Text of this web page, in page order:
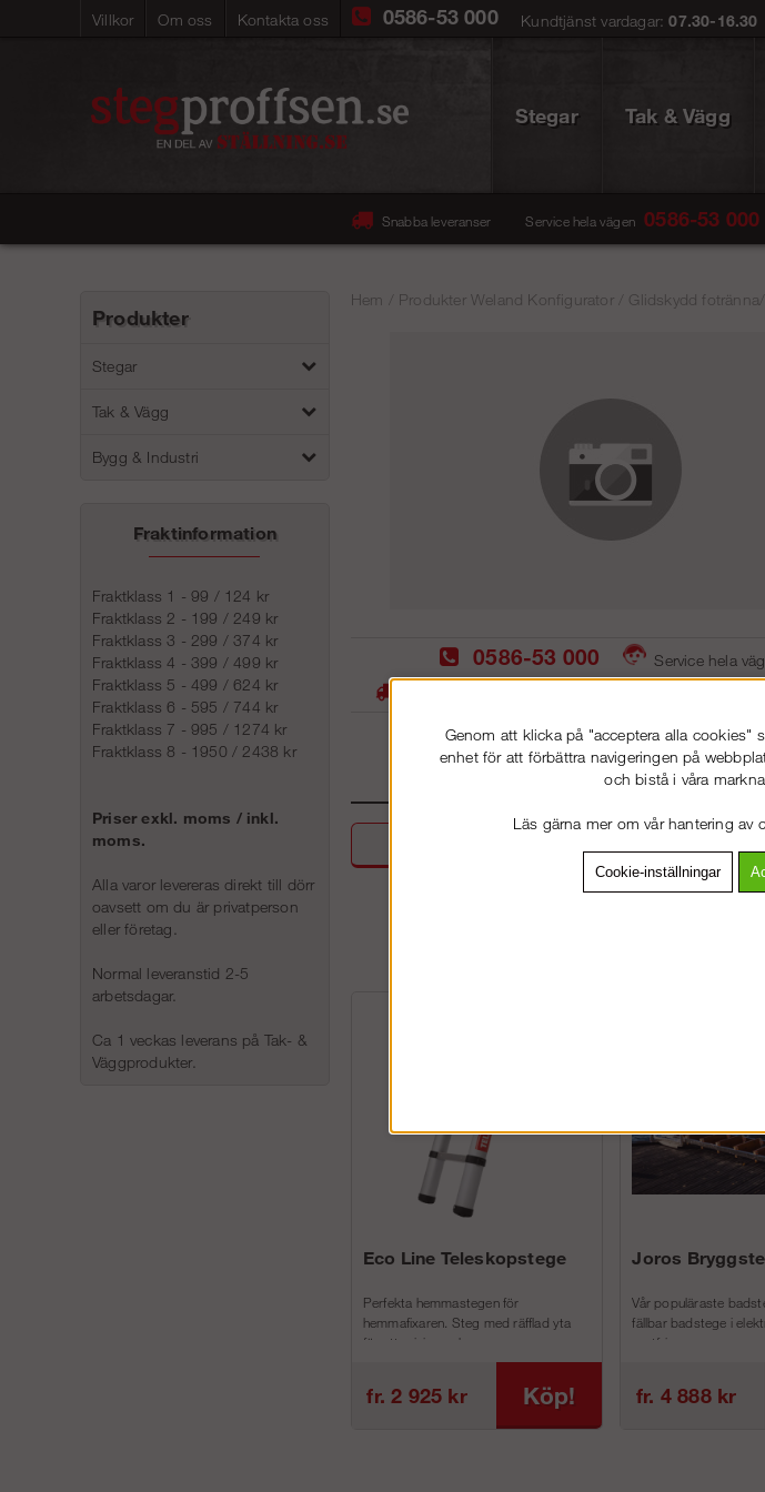
Villkor Om oss Kontakta oss 0586-53 000 Kundtjänst vardagar:07.30-16.30
Stegar Tak & Vägg
Snabba leveranser Service hela vägen 0586-53 000
Produkter
Stegar
Tak & Vägg
Bygg & Industri
Fraktinformation
Fraktklass 1 - 99 / 124 kr
Fraktklass 2 - 199 / 249 kr
Fraktklass 3 - 299 / 374 kr
Fraktklass 4 - 399 / 499 kr
Fraktklass 5 - 499 / 624 kr
Fraktklass 6 - 595 / 744 kr
Fraktklass 7 - 995 / 1274 kr
Fraktklass 8 - 1950 / 2438 kr
Priser exkl. moms / inkl.
moms.
Alla varor levereras direkt till dörr
oavsett om du är privatperson
eller företag.
Normal leveranstid 2-5
arbetsdagar.
Ca 1 veckas leverans på Tak- &
Väggprodukter.
Hem Produkter Weland Konfigurator/ Glidskydd
0586-53 000
Service hela
Eco Line Teleskopstege
Perfekta hemmastegen för
hemmafixaren. Steg med räfflad yta
för att minimera h...
fr. 2 925 kr Köp!
Joros
Vår populäraste
fällbar badstege i
rostfri...
fr. 4 888 kr
Genom att klicka på "acceptera alla cookies"
enhet för att förbättra navigeringen på
och bistå i våra
Läs gärna mer om vår hantering av
Cookie-inställningar
VÄLKOMMEN TILL